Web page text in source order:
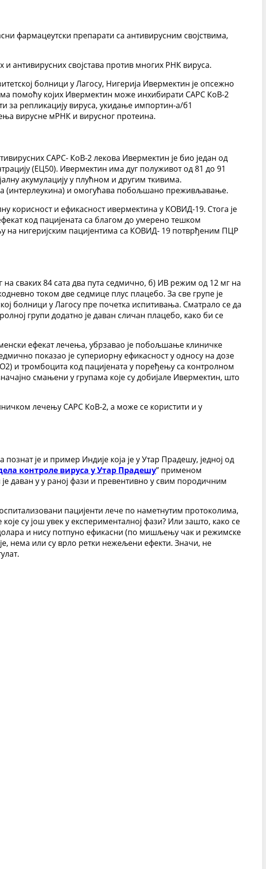
фармацеутски препарати са антивирусним својствима,
и антивирусних својстава против многих РНК вируса.
болници у Лагосу, Нигерија Ивермектин је опсежно
помоћу којих Ивермектин може инхибирати САРС КоВ-2
за репликацију вируса, укидање импортин-а/б1
вирусне мРНК и вирусног протеина.
САРС- КоВ-2 лекова Ивермектин је био један од
(ЕЦ50). Ивермектин има дуг полуживот од 81 до 91
акумулацију у плућном и другим ткивима.
(интерлеукина) и омогућава побољшано преживљавање.
корисност и ефикасност ивермектина у КОВИД-19. Стога је
код пацијената са благом до умерено тешком
нигеријским пацијентима са КОВИД- 19 потврђеним ПЦР
сваких 84 сата два пута седмично, б) ИВ режим од 12 мг на
током две седмице плус плацебо. За све групе је
болници у Лагосу пре почетка испитивања. Сматрало се да
групи додатно је даван сличан плацебо, како би се
ефекат лечења, убрзавао је побољшање клиничке
показао је супериорну ефикасност у односу на дозе
и тромбоцита код пацијената у поређењу са контролном
смањени у групама које су добијале Ивермектин, што
лечењу САРС КоВ-2, а може се користити и у
је и пример Индије која је у Утар Прадешу, једној од
контроле вируса у Утар Прадешу” применом
даван у у раној фази и превентивно у свим породичним
пацијенти лече по наметнутим протоколима,
су још увек у експерименталној фази? Или зашто, како се
и нису потпуно ефикасни (по мишљењу чак и режимске
нема или су врло ретки нежељени ефекти. Значи, не